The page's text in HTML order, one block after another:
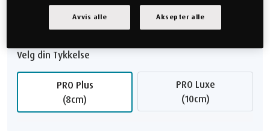
Velg din Tykkelse
PRO Plus
(8cm)
PRO Luxe
(10cm)
Avvis alle Aksepter alle